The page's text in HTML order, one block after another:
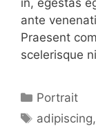
ante
Praesent
scelerisque
Categorías
Portrait
Etiquetas
adipiscing,